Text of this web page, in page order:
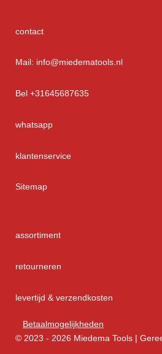
contact
Mail: info@miedematools.nl
Bel +31645687635
whatsapp
klantenservice
Sitemap
assortiment
retourneren
levertijd & verzendkosten
Betaalmogelijkheden
© 2023 - 2026 Miedema Tools |